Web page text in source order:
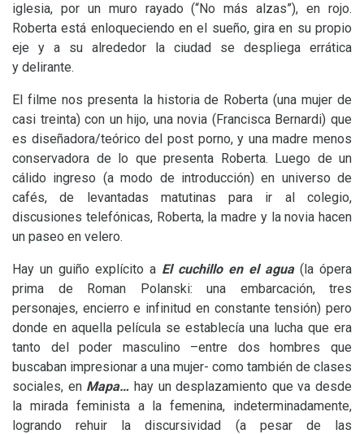
iglesia, por un muro rayado (“No más alzas”), en rojo.
Roberta está enloqueciendo en el sueño, gira en su propio
eje y a su alrededor la ciudad se despliega errática
y delirante.
El filme nos presenta la historia de Roberta (una mujer de
casi treinta) con un hijo, una novia (Francisca Bernardi) que
es diseñadora/teórico del post porno, y una madre menos
conservadora de lo que presenta Roberta. Luego de un
cálido ingreso (a modo de introducción) en universo de
cafés, de levantadas matutinas para ir al colegio,
discusiones telefónicas, Roberta, la madre y la novia hacen
un paseo en velero.
Hay un guiño explícito a El cuchillo en el agua (la ópera
prima de Roman Polanski: una embarcación, tres
personajes, encierro e infinitud en constante tensión) pero
donde en aquella película se establecía una lucha que era
tanto del poder masculino –entre dos hombres que
buscaban impresionar a una mujer- como también de clases
sociales, en Mapa… hay un desplazamiento que va desde
la mirada feminista a la femenina, indeterminadamente,
logrando rehuir la discursividad (a pesar de las